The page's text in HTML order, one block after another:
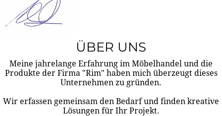
ÜBER UNS
Meine jahrelange Erfahrung im Möbelhandel und die
Produkte der Firma "Rim" haben mich überzeugt dieses
Unternehmen zu gründen.
Wir erfassen gemeinsam den Bedarf und finden kreative
Lösungen für Ihr Projekt.